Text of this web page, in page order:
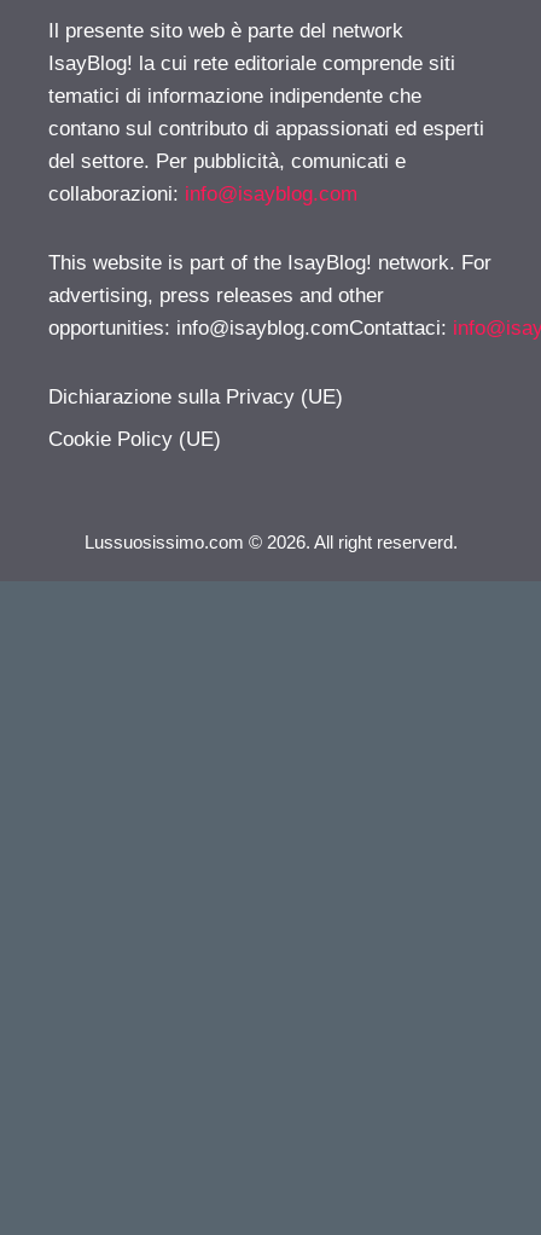
Il presente sito web è parte del network
IsayBlog! la cui rete editoriale comprende siti
tematici di informazione indipendente che
contano sul contributo di appassionati ed esperti
del settore. Per pubblicità, comunicati e
collaborazioni: info@isayblog.com
This website is part of the IsayBlog! network. For
advertising, press releases and other
opportunities: info@isayblog.comContattaci:
Dichiarazione sulla Privacy (UE)
Cookie Policy (UE)
Lussuosissimo.com © 2026. All right reserverd.